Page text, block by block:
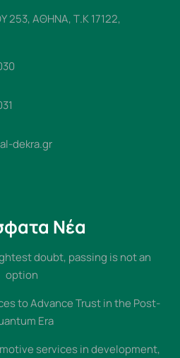
253, ΑΘΗΝΑ, Τ.Κ 17122,
dekra.gr
Νέα
doubt, passing is not an
option
to Advance Trust in the Post-
Era
services in development,